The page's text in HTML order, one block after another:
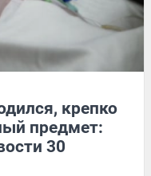
крепко
предмет:
30